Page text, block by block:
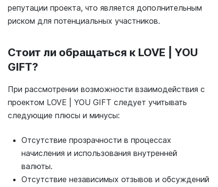
репутации проекта, что является дополнительным
риском для потенциальных участников.
Стоит ли обращаться к LOVE | YOU
GIFT?
При рассмотрении возможности взаимодействия с
проектом LOVE | YOU GIFT следует учитывать
следующие плюсы и минусы:
Отсутствие прозрачности в процессах
начисления и использования внутренней
валюты.
Отсутствие независимых отзывов и обсуждений